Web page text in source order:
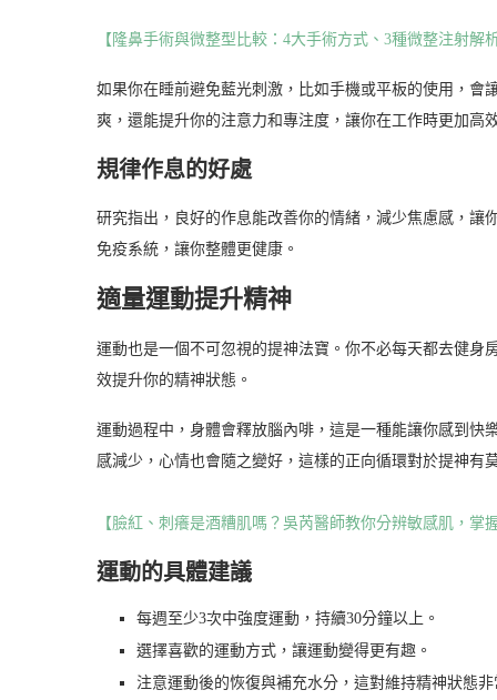
【隆鼻手術與微整型比較：4大手術方式、3種微整注射解
如果你在睡前避免藍光刺激，比如手機或平板的使用，會
爽，還能提升你的注意力和專注度，讓你在工作時更加高
規律作息的好處
研究指出，良好的作息能改善你的情緒，減少焦慮感，讓
免疫系統，讓你整體更健康。
適量運動提升精神
運動也是一個不可忽視的提神法寶。你不必每天都去健身
效提升你的精神狀態。
運動過程中，身體會釋放腦內啡，這是一種能讓你感到快
感減少，心情也會隨之變好，這樣的正向循環對於提神有
【臉紅、刺癢是酒糟肌嗎？吳芮醫師教你分辨敏感肌，掌
運動的具體建議
每週至少3次中強度運動，持續30分鐘以上。
選擇喜歡的運動方式，讓運動變得更有趣。
注意運動後的恢復與補充水分，這對維持精神狀態